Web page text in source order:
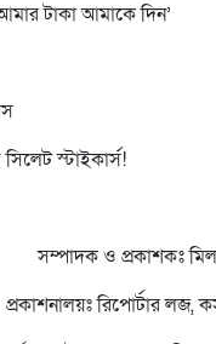
টাকা আমাকে দিন’
স্টাইকার্স!
সম্পাদক ও প্রকাশকঃ
প্রকাশনালয়ঃ রিপোর্টার লজ,